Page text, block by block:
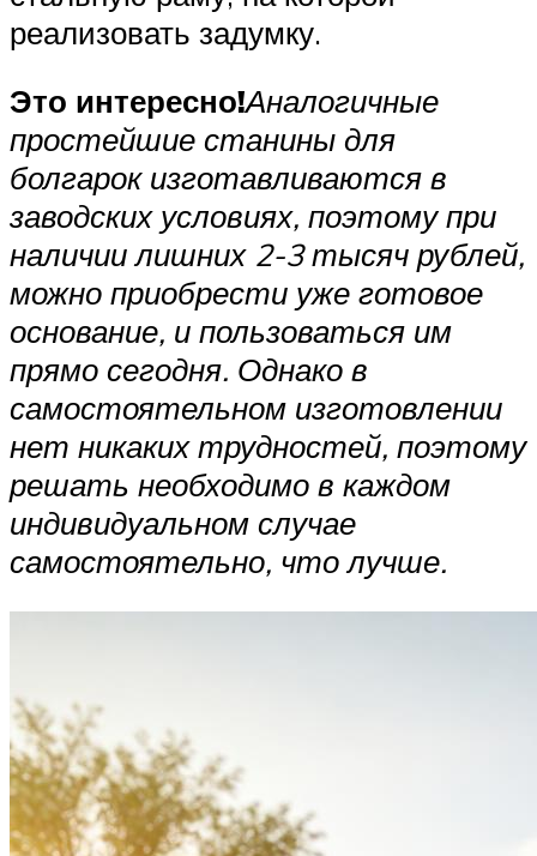
реализовать задумку.
Это интересно!Аналогичные
простейшие станины для
болгарок изготавливаются в
заводских условиях, поэтому при
наличии лишних 2-3 тысяч рублей,
можно приобрести уже готовое
основание, и пользоваться им
прямо сегодня. Однако в
самостоятельном изготовлении
нет никаких трудностей, поэтому
решать необходимо в каждом
индивидуальном случае
самостоятельно, что лучше.